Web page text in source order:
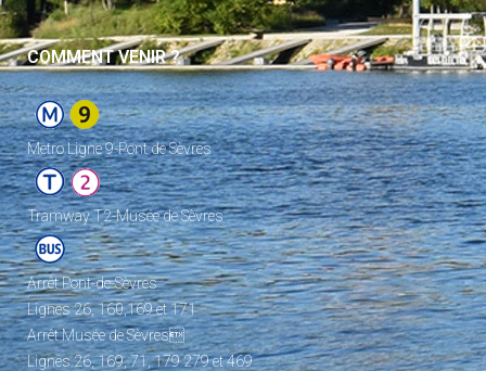
COMMENT VENIR ?
Metro Ligne 9-Pont de Sèvres
Tramway T2-Musée de Sèvres
Arrêt Pont-de-Sèvres
Lignes 26, 160,169 et 171
Arrêt Musée de Sèvres
Lignes 26, 169, 71, 179 279 et 469